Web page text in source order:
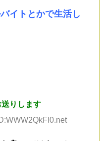
イトとかで生活し
りします